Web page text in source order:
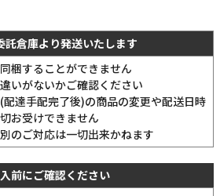
託倉庫より発送いたします
梱することができません
いがないかご確認ください
配達手配完了後)の商品の変更や配送日時
お受けできません
のご対応は一切出来かねます
前にご確認ください